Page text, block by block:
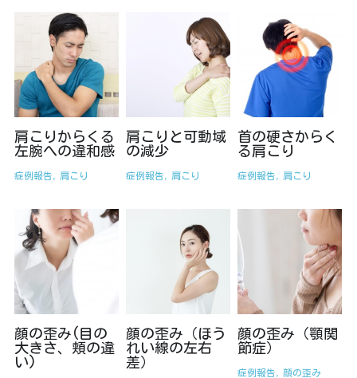
肩こりからくる
左腕への違和感
症例報告, 肩こり
肩こりと可動域
の減少
症例報告, 肩こり
首の硬さからく
る肩こり
症例報告, 肩こり
顔の歪み(目の
大きさ、頬の違
い)
顔の歪み（ほう
れい線の左右
差）
顔の歪み（顎関
節症）
症例報告, 顔の歪み